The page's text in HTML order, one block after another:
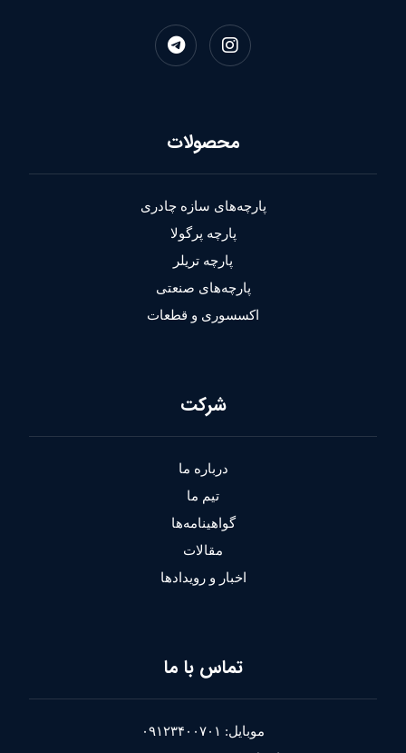
محصولات
پارچه‌های سازه چادری
پارچه پرگولا
پارچه تریلر
پارچه‌های صنعتی
اکسسوری و قطعات
شرکت
درباره ما
تیم ما
گواهینامه‌ها
مقالات
اخبار و رویدادها
تماس با ما
موبایل: ۰۹۱۲۳۴۰۰۷۰۱